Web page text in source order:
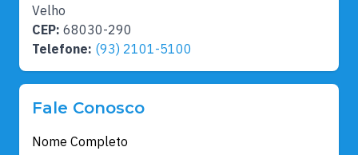
Velho
CEP: 68030-290
Telefone: (93) 2101-5100
Fale Conosco
Nome Completo